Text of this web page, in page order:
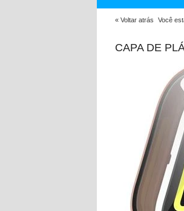
« Voltar atrás Você
CAPA DE